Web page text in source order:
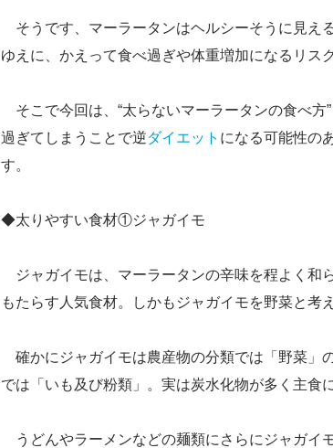
そうです、マーラータンはヘルシーそうに見え
ゆえに、かえって食べ過ぎや体重増加になるリス
そこで今回は、“太らないマーラータンの食べ方
過ぎてしまうことで逆ダイエット になる可能性の
す。
◆太りやすい食材①ジャガイモ
ジャガイモは、マーラータンの辛味を程よく和
もたらす人気食材。しかもジャガイモを野菜と考
確かにジャガイモは農産物の分類では「野菜」
では「いも及び粉類」。実は炭水化物が多く主食
うどんやラーメンなどの麺類にさらにジャガイ